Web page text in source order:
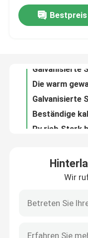
Videos
Fabrik-Ausflug
Fordern Sie ein
Pv-Platten-
Justierbare
Bestpreis
Wir